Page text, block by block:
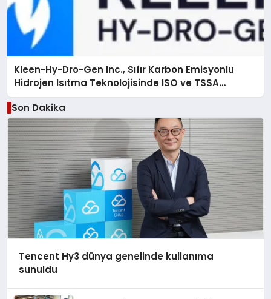
Kleen-Hy-Dro-Gen Inc., Sıfır Karbon Emisyonlu
Hidrojen Isıtma Teknolojisinde ISO ve TSSA
Düzenleyici Onaylarını Aldı
Son Dakika
Tencent Hy3 dünya genelinde kullanıma
sunuldu